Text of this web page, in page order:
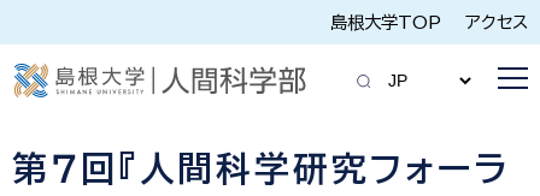
島根大学TOP アクセス
第７回『人間科学研究フォーラ